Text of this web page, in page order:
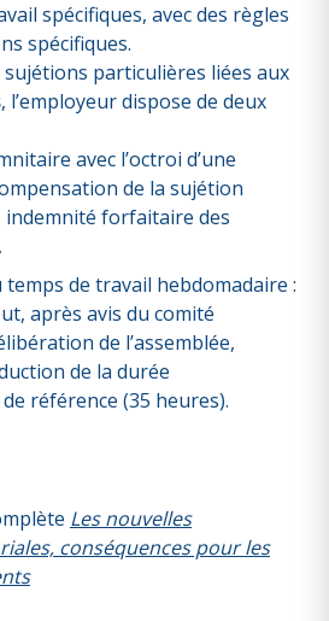
spécifiques, avec des règles
spécifiques.
particulières liées aux
, l’employeur dispose de deux
avec l’octroi d’une
de la sujétion
indemnité forfaitaire des
de travail hebdomadaire :
après avis du comité
de l’assemblée,
de la durée
référence (35 heures).
Les nouvelles
conséquences pour les